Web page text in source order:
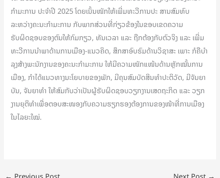
ກຳມະການ ປະຈໍາປີ 2025 ໂດຍເນັ້ນໜັກໃຫ້ເພີ່ມທະວີການປະ ສານສົມທົບ
ລະຫວ່າງຄະນະກຳມະການ ກັບພາກສ່ວນທີ່ກ່ຽວຂ້ອງໃນຂອບເຂດຄວາມ
ຮັບຜິດຊອບຂອງຕົນໃຫ້ກົມກຽວ, ທັນເວລາ ແລະ ຖືກຕ້ອງກັບຕົວຈິງ ແລະ ເພີ່ມ
ທະວີການນໍາພາດ້ານການເມືອງ-ແນວຄິດ, ສຶກສາອົບຮົມດ້ານວິຊາສະ ເພາະ ກໍຄືບໍາ
ລຸງສ້າງພະນັກງານຂອງຄະນະກຳມະການ ໃຫ້ມີຄວາມໜັກແໜ້ນດ້ານຫຼັກໝັ້ນການ
ເມືອງ, ກໍາໄດ້ແນວທາງນະໂຍບາຍຂອງພັກ, ມີຄຸນສົມບັດສິນທໍາປະຕິວັດ, ມີຈັນຍາ
ບັນ, ຈັນຍາທໍາ ໃຫ້ສົມກັບວ່າເປັນຜູ້ຮັບຜິດຊອບວຽກງານເສດຖະກິດ ແລະ ວຽກ
ງານຍຸຕິທໍາເພື່ອຕອບສະໜອງກັບຄວາມຮຽກຮອງຕ້ອງການຂອງໜ້າທີ່ການເມືອງ
ໃນໄລຍະໃໝ່.